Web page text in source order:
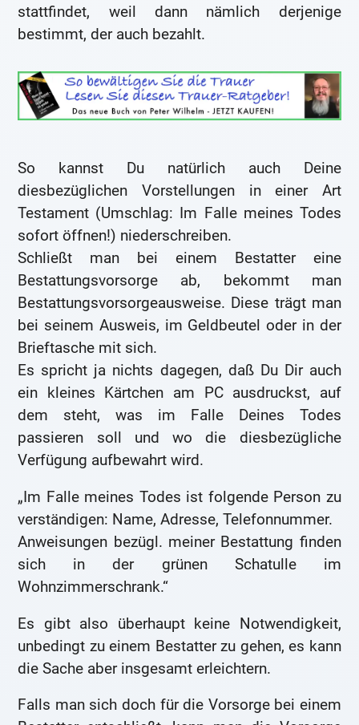
stattfindet, weil dann nämlich derjenige
bestimmt, der auch bezahlt.
So kannst Du natürlich auch Deine
diesbezüglichen Vorstellungen in einer Art
Testament (Umschlag: Im Falle meines Todes
sofort öffnen!) niederschreiben.
Schließt man bei einem Bestatter eine
Bestattungsvorsorge ab, bekommt man
Bestattungsvorsorgeausweise. Diese trägt man
bei seinem Ausweis, im Geldbeutel oder in der
Brieftasche mit sich.
Es spricht ja nichts dagegen, daß Du Dir auch
ein kleines Kärtchen am PC ausdruckst, auf
dem steht, was im Falle Deines Todes
passieren soll und wo die diesbezügliche
Verfügung aufbewahrt wird.
„Im Falle meines Todes ist folgende Person zu
verständigen: Name, Adresse, Telefonnummer.
Anweisungen bezügl. meiner Bestattung finden
sich in der grünen Schatulle im
Wohnzimmerschrank.“
Es gibt also überhaupt keine Notwendigkeit,
unbedingt zu einem Bestatter zu gehen, es kann
die Sache aber insgesamt erleichtern.
Falls man sich doch für die Vorsorge bei einem